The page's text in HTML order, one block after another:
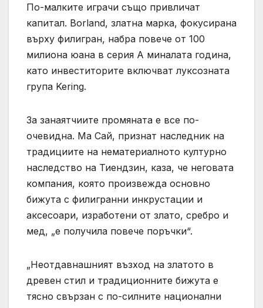
По-малките играчи също привличат
капитал. Borland, златна марка, фокусирана
върху филигран, набра повече от 100
милиона юана в серия A миналата година,
като инвеститорите включват луксозната
група Kering.
За занаятчиите промяната е все по-
очевидна. Ма Сай, признат наследник на
традициите на нематериалното културно
наследство на Тиендзин, каза, че неговата
компания, която произвежда основно
бижута с филигранни инкрустации и
аксесоари, изработени от злато, сребро и
мед, „е получила повече поръчки“.
„Неотдавнашният възход на златото в
древен стил и традиционните бижута е
тясно свързан с по-силните национални